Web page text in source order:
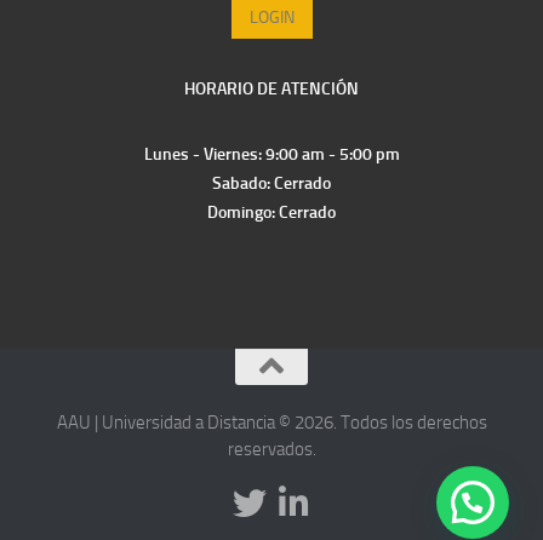
LOGIN
HORARIO DE ATENCIÓN
Lunes - Viernes: 9:00 am - 5:00 pm
Sabado: Cerrado
Domingo: Cerrado
AAU | Universidad a Distancia © 2026. Todos los derechos
reservados.